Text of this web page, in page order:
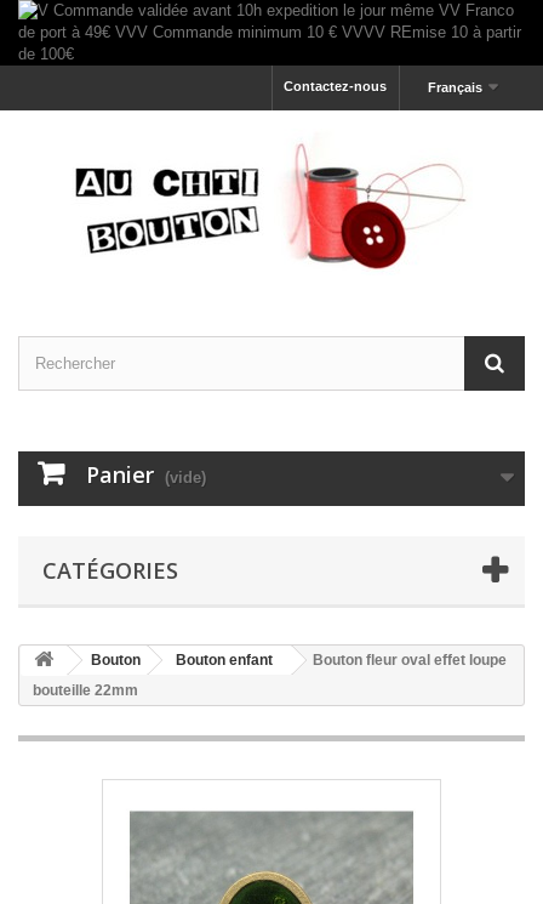
Français
Contactez-nous
Panier (vide)
CATÉGORIES
Bouton Bouton enfant
Bouton fleur oval effet loupe
bouteille 22mm